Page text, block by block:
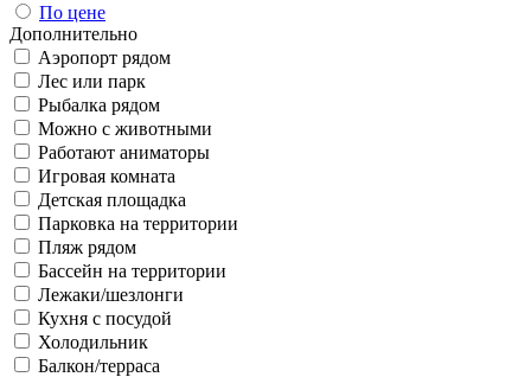
По цене
Дополнительно
Аэропорт рядом
Лес или парк
Рыбалка рядом
Можно с животными
Работают аниматоры
Игровая комната
Детская площадка
Парковка на территории
Пляж рядом
Бассейн на территории
Лежаки/шезлонги
Кухня с посудой
Холодильник
Балкон/терраса